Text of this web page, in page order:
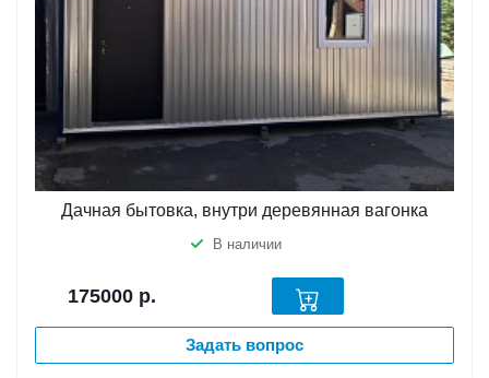
Дачная бытовка, внутри деревянная вагонка
В наличии
175000 р.
Задать вопрос